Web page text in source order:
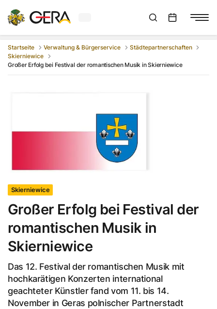
Aktuelles Wetter in GeraSuchleiste anzeigen
Startseite Verwaltung & Bürgerservice
Städtepartnerschaften
Skierniewice
Großer Erfolg bei Festival der romantischen Musik in Skierniewice
Skierniewice
Großer Erfolg bei Festival der
romantischen Musik in
Skierniewice
Das 12. Festival der romantischen Musik mit
hochkarätigen Konzerten international
geachteter Künstler fand vom 11. bis 14.
November in Geras polnischer Partnerstadt